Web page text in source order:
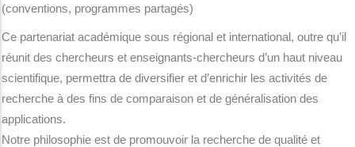
(conventions, programmes partagés)
Ce partenariat académique sous régional et international, outre qu’il
réunit des chercheurs et enseignants-chercheurs d’un haut niveau
scientifique, permettra de diversifier et d’enrichir les activités de
recherche à des fins de comparaison et de généralisation des
applications.
Notre philosophie est de promouvoir la recherche de qualité et